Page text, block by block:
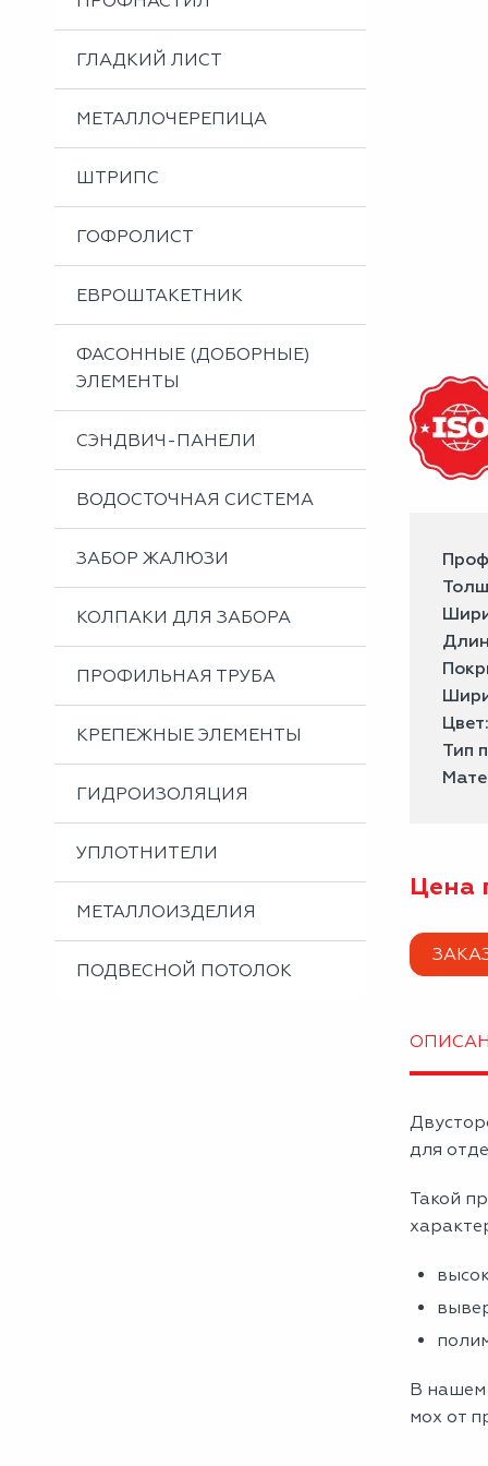
Металлоизделия
Проектирование вентилируемых фасадов
Вальцовка листового металла
ГЛАДКИЙ ЛИСТ
МЕТАЛЛОЧЕРЕПИЦА
ШТРИПС
ГОФРОЛИСТ
ЕВРОШТАКЕТНИК
ФАСОННЫЕ (ДОБОРНЫЕ)
ЭЛЕМЕНТЫ
СЭНДВИЧ-ПАНЕЛИ
ВОДОСТОЧНАЯ СИСТЕМА
ЗАБОР ЖАЛЮЗИ
КОЛПАКИ ДЛЯ ЗАБОРА
ПРОФИЛЬНАЯ ТРУБА
КРЕПЕЖНЫЕ ЭЛЕМЕНТЫ
ГИДРОИЗОЛЯЦИЯ
УПЛОТНИТЕЛИ
МЕТАЛЛОИЗДЕЛИЯ
ПОДВЕСНОЙ ПОТОЛОК
Тип
Цена
для
Такой
В нашем
мох от